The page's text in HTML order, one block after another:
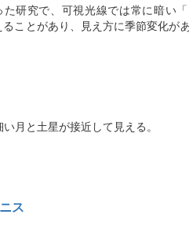
研究で、可視光線では常に暗い
ことがあり、見え方に季節変化が
月と土星が接近して見える。
ス